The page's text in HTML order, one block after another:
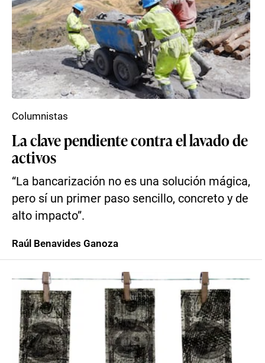
La clave pendiente contra el lavado de
activos
“La bancarización no es una solución mágica,
pero sí un primer paso sencillo, concreto y de
alto impacto”.
Columnistas
Raúl Benavides Ganoza